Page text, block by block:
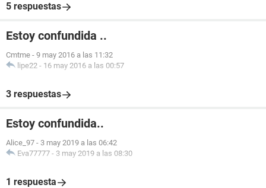
5 respuestas
Estoy confundida ..
Cmtme - 9 may 2016 a las 11:32
lipe22 - 16 may 2016 a las 00:57
3 respuestas
Estoy confundida..
Alice_97 - 3 may 2019 a las 06:42
Eva77777 - 3 may 2019 a las 08:30
1 respuesta